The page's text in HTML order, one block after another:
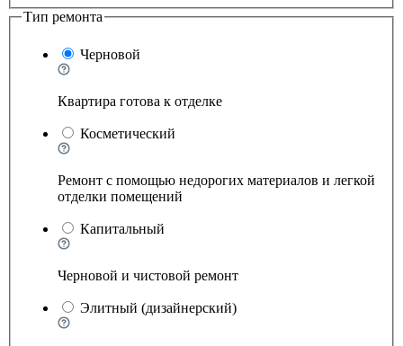
Тип ремонта
Черновой
Квартира готова к отделке
Косметический
Ремонт с помощью недорогих материалов и легкой
отделки помещений
Капитальный
Черновой и чистовой ремонт
Элитный (дизайнерский)